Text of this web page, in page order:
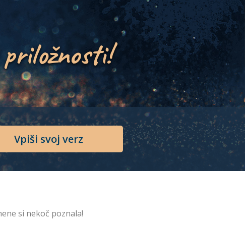
Vpiši svoj verz
si nekoč poznala!